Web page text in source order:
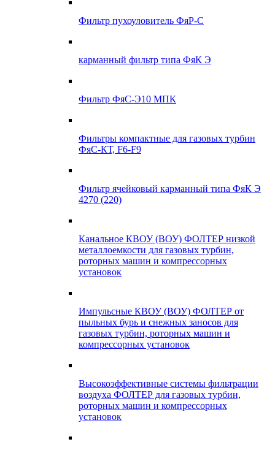
Фильтр пухоуловитель ФяР-С
карманный фильтр типа ФяК Э
Фильтр ФяС-Э10 МПК
Фильтры компактные для газовых турбин
ФяС-КТ, F6-F9
Фильтр ячейковый карманный типа ФяК Э
4270 (220)
Канальное КВОУ (ВОУ) ФОЛТЕР низкой
металлоемкости для газовых турбин,
роторных машин и компрессорных
установок
Импульсные КВОУ (ВОУ) ФОЛТЕР от
пыльных бурь и снежных заносов для
газовых турбин, роторных машин и
компрессорных установок
Высокоэффективные системы фильтрации
воздуха ФОЛТЕР для газовых турбин,
роторных машин и компрессорных
установок